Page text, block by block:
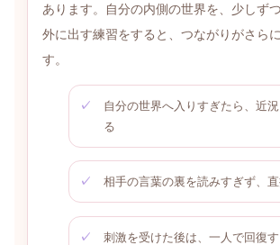
あります。自分の内側の世界を、少しず
外に出す練習をすると、つながりがさら
す。
自分の世界へ入りすぎたら、近
る
相手の言葉の裏を読みすぎず、
刺激を受けた後は、一人で回復